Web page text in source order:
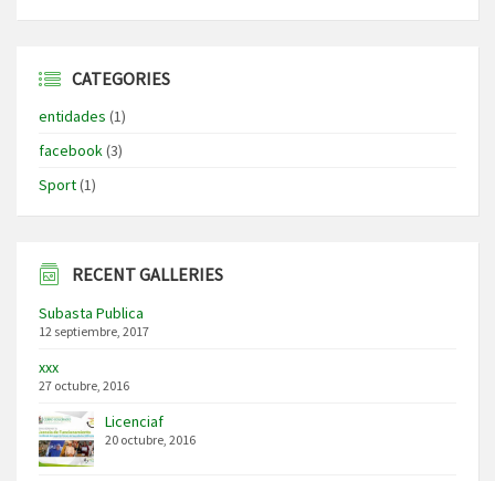
CATEGORIES
entidades (1)
facebook(3)
Sport(1)
RECENT GALLERIES
Subasta Publica
12 septiembre, 2017
xxx
27 octubre, 2016
Licenciaf
20 octubre, 2016